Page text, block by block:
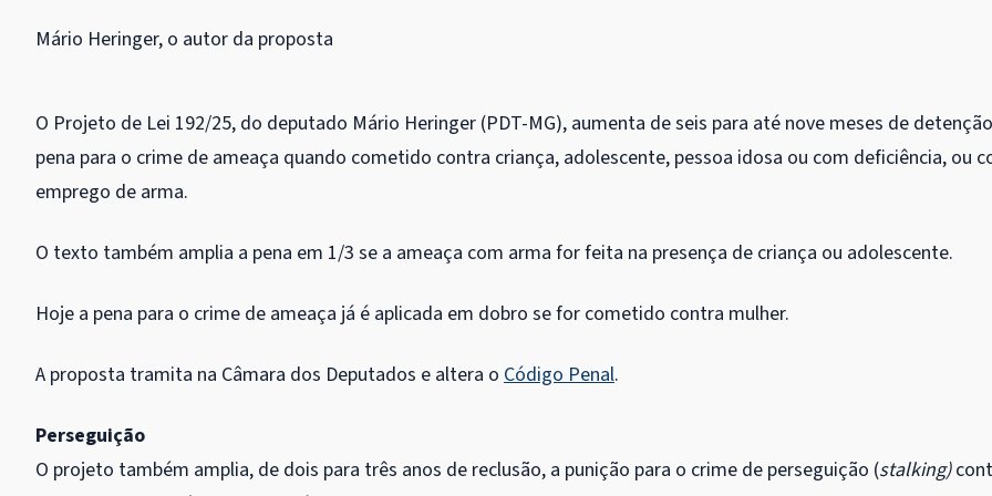
Mário Heringer, o autor da proposta
O Projeto de Lei 192/25, do deputado Mário Heringer (PDT-MG), aumenta de seis para até nove meses de detenção
pena para o crime de ameaça quando cometido contra criança, adolescente, pessoa idosa ou com deficiência, ou
emprego de arma.
O texto também amplia a pena em 1/3 se a ameaça com arma for feita na presença de criança ou adolescente.
Hoje a pena para o crime de ameaça já é aplicada em dobro se for cometido contra mulher.
A proposta tramita na Câmara dos Deputados e altera o Código Penal.
Perseguição
O projeto também amplia, de dois para três anos de reclusão, a punição para o crime de perseguição (stalking)